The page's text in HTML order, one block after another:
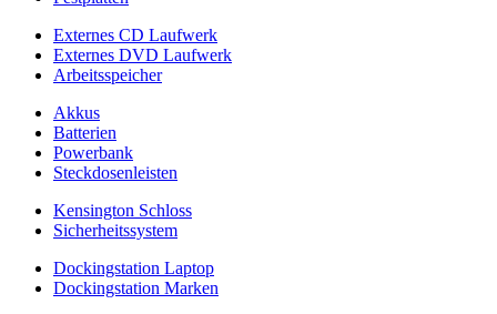
Externes CD Laufwerk
Externes DVD Laufwerk
Arbeitsspeicher
Akkus
Batterien
Powerbank
Steckdosenleisten
Kensington Schloss
Sicherheitssystem
Dockingstation Laptop
Dockingstation Marken